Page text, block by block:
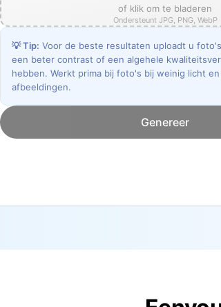
of klik om te bladeren
Ondersteunt JPG, PNG, WebP
💡Tip: Voor de beste resultaten uploadt u
een beter contrast of een algehele
hebben. Werkt prima bij foto's bij weinig licht en
afbeeldingen.
Genereer